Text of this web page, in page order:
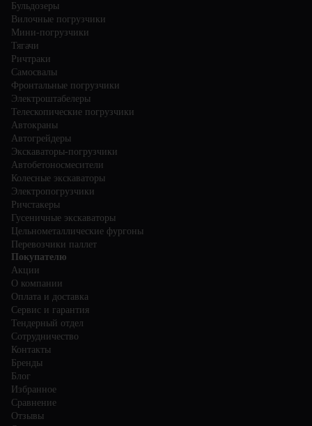
Бульдозеры
Вилочные погрузчики
Мини-погрузчики
Тягачи
Ричтраки
Самосвалы
Фронтальные погрузчики
Электроштабелеры
Телескопические погрузчики
Автокраны
Автогрейдеры
Экскаваторы-погрузчики
Автобетоносмесители
Колесные экскаваторы
Электропогрузчики
Ричстакеры
Гусеничные экскаваторы
Цельнометаллические фургоны
Перевозчики паллет
Покупателю
Акции
О компании
Оплата и доставка
Сервис и гарантия
Тендерный отдел
Сотрудничество
Контакты
Бренды
Блог
Избранное
Сравнение
Отзывы